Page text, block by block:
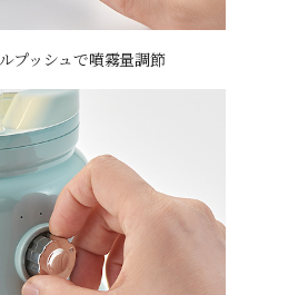
プッシュで噴霧量調節